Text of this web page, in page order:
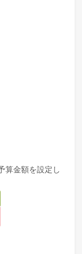
算金額を設定し